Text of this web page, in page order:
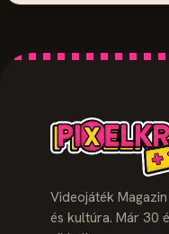
Videojáték
és kultúra. Már 30